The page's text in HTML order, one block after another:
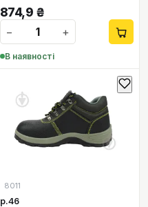
874,9 ₴
−
+
В наявності
8011
р.46